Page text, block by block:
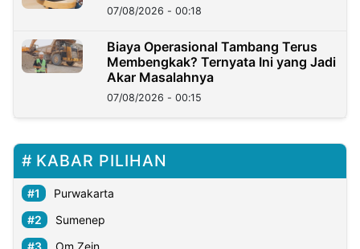
07/08/2026 - 00:18
Biaya Operasional Tambang Terus
Membengkak? Ternyata Ini yang Jadi
Akar Masalahnya
07/08/2026 - 00:15
KABAR PILIHAN
Purwakarta
Sumenep
Om Zein